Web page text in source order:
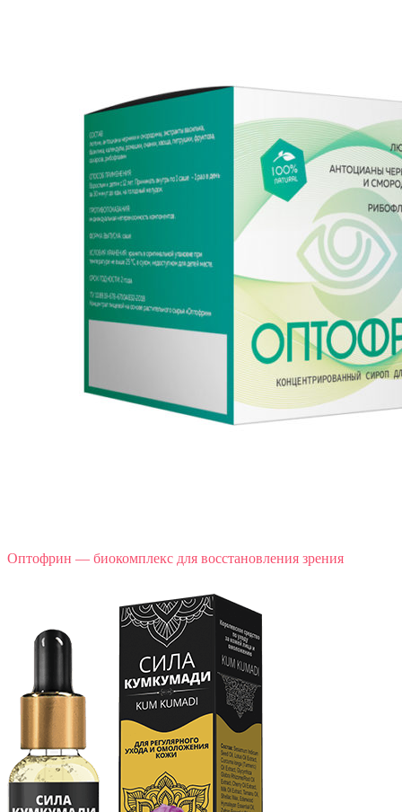
Оптофрин — биокомплекс для восстановления зрения